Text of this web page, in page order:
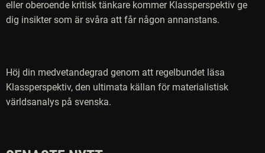
eller oberoende kritisk tänkare kommer Klassperspektiv ge
dig insikter som är svåra att får någon annanstans.
Höj din medvetandegrad genom att regelbundet läsa
Klassperspektiv, den ultimata källan för materialistisk
världsanalys på svenska.